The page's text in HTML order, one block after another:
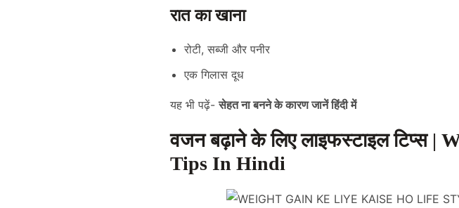
रात का खाना
रोटी, सब्जी और पनीर
एक गिलास दूध
यह भी पढ़ें-सेहत ना बनने के कारण जानें हिंदी में
वजन बढ़ाने के लिए लाइफस्टाइल टिप्स
Tips In Hindi